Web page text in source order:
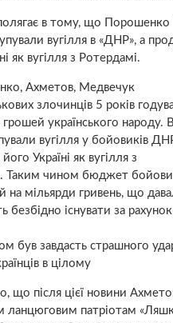
в тому, що Порошенко
вугілля в «ДНР», а
як вугілля з Ротердамі.
злочинців 5 років
грошей українського народу.
вугілля у бойовиків
Україні як вугілля з
Таким чином бюджет
на мільярди гривень, що
безбідно існувати за
був завдасть страшного
в цілому
що після цієї новини
ланцюговим патріотам